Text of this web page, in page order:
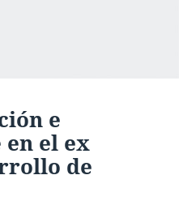
e
el ex
de